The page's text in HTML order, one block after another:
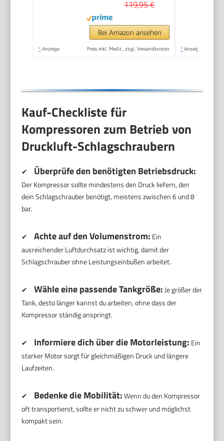
119,95 €
Bei Amazon ansehen
* Anzeige Preis inkl. MwSt., zzgl. Versandkosten * Anzeige
Kauf-Checkliste für
Kompressoren zum Betrieb von
Druckluft-Schlagschraubern
✔ Überprüfe den benötigten Betriebsdruck:
Der Kompressor sollte mindestens den Druck liefern, den
dein Schlagschrauber benötigt, meistens zwischen 6 und 8
bar.
✔ Achte auf den Volumenstrom: Ein
ausreichender Luftdurchsatz ist wichtig, damit der
Schlagschrauber ohne Leistungseinbußen arbeitet.
✔ Wähle eine passende Tankgröße: Je größer der
Tank, desto länger kannst du arbeiten, ohne dass der
Kompressor ständig anspringt.
✔ Informiere dich über die Motorleistung: Ein
starker Motor sorgt für gleichmäßigen Druck und längere
Laufzeiten.
✔ Bedenke die Mobilität:Wenn du den Kompressor
oft transportierst, sollte er nicht zu schwer und möglichst
kompakt sein.